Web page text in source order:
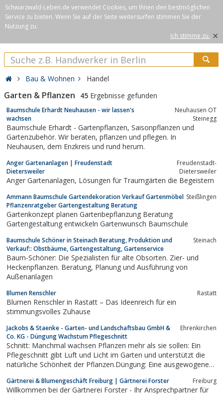
Schwarzwald-Leben.de verwendet Cookies, um Ihnen den bestmöglichen
Service zu bieten. Wenn Sie auf der Seite weitersurfen stimmen Sie der
Nutzung zu.
Ich stimme zu. ×
Bau & Wohnen Handel
Garten & Pflanzen 45 Ergebnisse gefunden
Baumschule Erhardt Neuhausen - wir lassen's
wachsen
Neuhausen OT
Steinegg
Baumschule Erhardt - Gartenpflanzen, Saisonpflanzen und
Gartenzubehör. Wir beraten, pflanzen und pflegen. In
Neuhausen, dem Enzkreis und rund herum.
Anger Gartenanlagen | Freudenstadt
Dietersweiler
Freudenstadt-
Dietersweiler
Anger Gartenanlagen, Lösungen für Traumgärten die Begeistern
Ammann Baumschule Gartendekoration Verkauf Gartenmöbel
Pflanzenratgeber Gartengestaltung Beratung
Steißlingen
Gartenkonzept planen Gartenbepflanzung Beratung
Gartengestaltung entwickeln Gartenwunsch Baumschule
Baumschule Schöner in Steinach Beratung, Produktion und
Verkauf:: Obstbäume, Gartengestaltung, Gartenservice
Steinach
Baum-Schöner: Die Spezialisten für alte Obsorten. Zier- und
Heckenpflanzen. Beratung, Planung und Ausführung von
Außenanlagen
Blumen Renschler Rastatt
Blumen Renschler in Rastatt – Das Ideenreich für ein
stimmungsvolles Zuhause
Jackobs & Staenke - Garten- und Landschaftsbau GmbH &
Co. KG - Düngung Wachstum Pflegeschnitt
Ehrenkirchen
Schnitt: Manchmal wachsen Pflanzen mehr als sie sollen: Ein
Pflegeschnitt gibt Luft und Licht im Garten und unterstützt die
natürliche Schönheit der Pflanzen.Düngung: Eine ausgewogene
dafür regelmäßig düngen.Bewässerung Regel: Besser einmal
Gärtnerei & Blumengeschäft Freiburg | Gärtnerei Forster Freiburg
Willkommen bei der Gärtnerei Forster - Ihr Ansprechpartner für